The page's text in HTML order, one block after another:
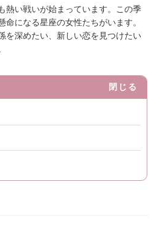
熱い戦いが始まっています。この季
命になる星座の女性たちがいます。
を深めたい、新しい恋を見つけたい
閉じる